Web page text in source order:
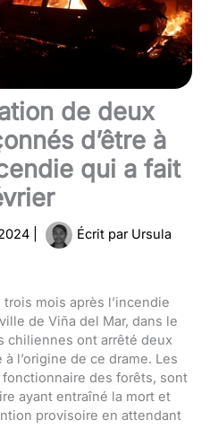
de deux
d’être à
qui a fait
Écrit par Ursula
mois après l’incendie
de Viña del Mar, dans le
chiliennes ont arrêté deux
l’origine de ce drame. Les
des forêts, sont
ayant entraîné la mort et
provisoire en attendant